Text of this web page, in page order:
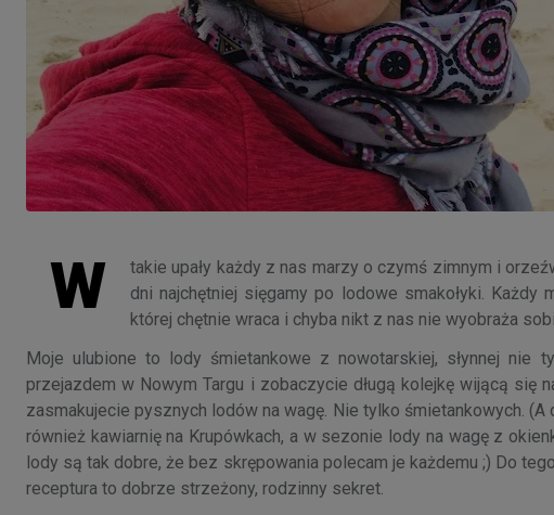
W
takie upały każdy z nas marzy o czymś zimnym i
dni najchętniej sięgamy po lodowe smakołyki.
której chętnie wraca i chyba nikt z nas nie wyobraża
Moje ulubione to lody śmietankowe z nowotarskiej, słynnej nie
przejazdem w Nowym Targu i zobaczycie długą kolejkę wijącą się
zasmakujecie pysznych lodów na wagę. Nie tylko śmietankowych.
również kawiarnię na Krupówkach, a w sezonie lody na wagę z
lody są tak dobre, że bez skrępowania polecam je każdemu ;) Do
receptura to dobrze strzeżony, rodzinny sekret.